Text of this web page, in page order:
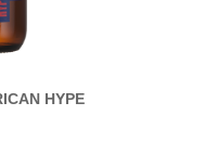
HYPE